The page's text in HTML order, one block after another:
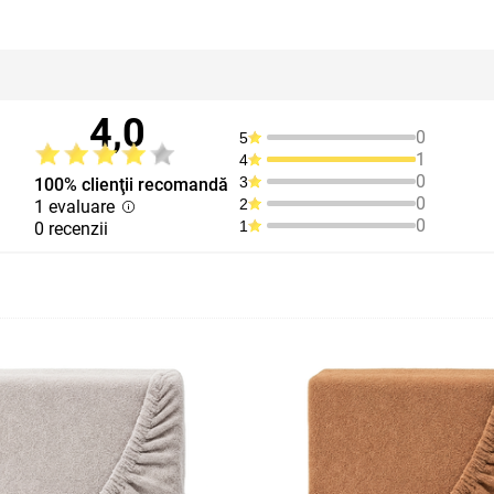
4,0
100% clienţii recomandă
1 evaluare
0 recenzii
5 0
4 1
3 0
2 0
1 0